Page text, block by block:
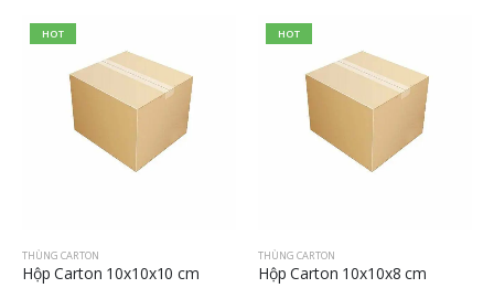
HOT
THÙNG CARTON
Hộp Carton 10x10x10 cm
HOT
THÙNG CARTON
Hộp Carton 10x10x8 cm